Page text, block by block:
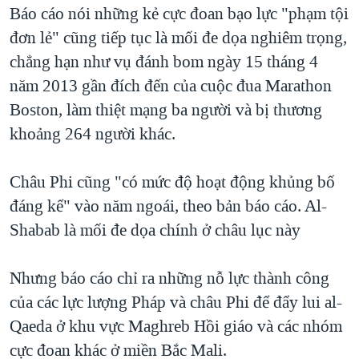
Báo cáo nói những kẻ cực đoan bạo lực "phạm tội
đơn lẻ" cũng tiếp tục là mối đe dọa nghiêm trọng,
chẳng hạn như vụ đánh bom ngày 15 tháng 4
năm 2013 gần đích đến của cuộc đua Marathon
Boston, làm thiệt mạng ba người và bị thương
khoảng 264 người khác.
Châu Phi cũng "có mức độ hoạt động khủng bố
đáng kể" vào năm ngoái, theo bản báo cáo. Al-
Shabab là mối đe dọa chính ở châu lục này
Nhưng báo cáo chỉ ra những nỗ lực thành công
của các lực lượng Pháp và châu Phi để đẩy lui al-
Qaeda ở khu vực Maghreb Hồi giáo và các nhóm
cực đoan khác ở miền Bắc Mali.